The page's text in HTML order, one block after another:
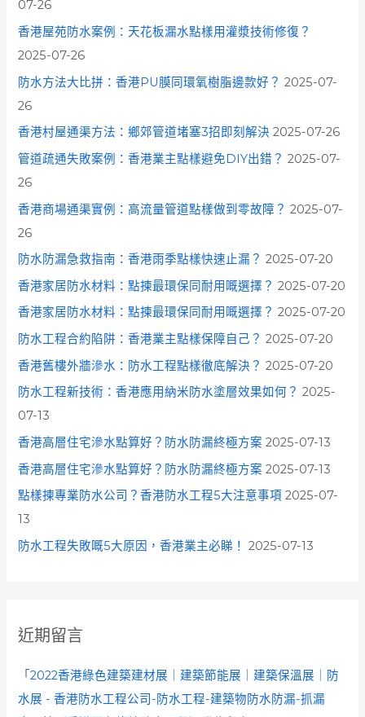
07-26
香港屋苑防水案例：天花板漏水點樣用灌漿技術修復？
2025-07-26
防水方法大比拼：香港PU膜同環氧樹脂邊款好？ 2025-07-
26
香港村屋通渠方法：鄉郊管道堵塞3招即刻解決 2025-07-26
管道疏通失敗案例：香港業主點樣避免DIY出錯？ 2025-07-
26
香港商場通渠實例：高流量管道點樣做到零故障？ 2025-07-
26
防水防漏急救指南：香港雨季點樣快速止漏？ 2025-07-20
香港家居防水材料：點揀最環保同耐用嘅選擇？ 2025-07-20
香港家居防水材料：點揀最環保同耐用嘅選擇？ 2025-07-20
防水工程合約陷阱：香港業主點樣保障自己？ 2025-07-20
香港舊樓外牆滲水：防水工程點樣徹底解決？ 2025-07-20
防水工程新技術：香港應用納米防水塗層效果如何？ 2025-
07-13
香港高層住宅滲水點算好？防水防漏終極方案 2025-07-13
香港高層住宅滲水點算好？防水防漏終極方案 2025-07-13
點樣揀專業防水公司？香港防水工程5大注意事項 2025-07-
13
防水工程失敗嘅5大原因，香港業主必睇！
2025-07-13
近期留言
「2022香港綠色建築建材展｜建築節能展｜建築保溫展｜防
水展 - 香港防水工程公司-防水工程-建築物防水防漏-抓漏